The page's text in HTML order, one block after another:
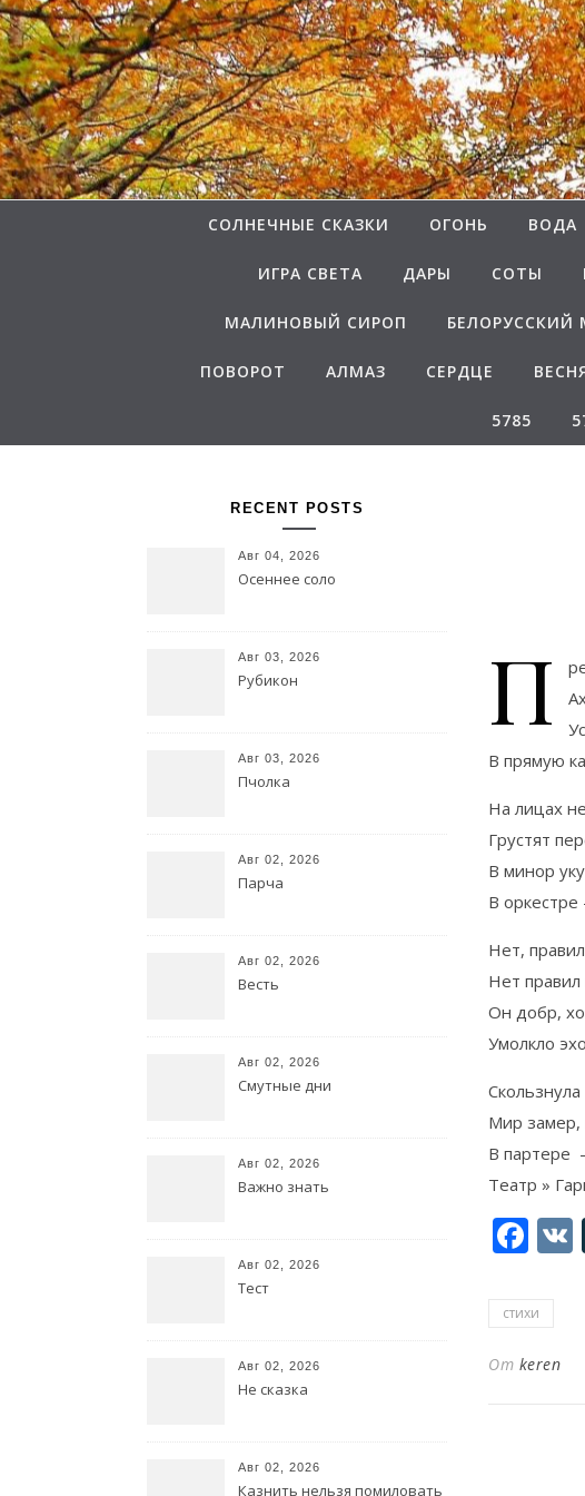
Перейти к содержимому
СОЛНЕЧНЫЕ СКАЗКИ ОГОНЬ ВОДА
ИГРА СВЕТА ДАРЫ СОТЫ
МАЛИНОВЫЙ СИРОП БЕЛОРУССКИЙ
ПОВОРОТ АЛМАЗ СЕРДЦЕ
5785
RECENT POSTS
Авг 04, 2026
Осеннее соло
Авг 03, 2026
Рубикон
Авг 03, 2026
Пчолка
Авг 02, 2026
Парча
Авг 02, 2026
Весть
Авг 02, 2026
Смутные дни
Авг 02, 2026
Важно знать
Авг 02, 2026
Тест
Авг 02, 2026
Не сказка
Авг 02, 2026
Казнить нельзя помиловать
П
В прямую
На лицах
Грустят
В минор
В
Нет,
Нет
Он добр,
Умолкло
Мир замер,
В партере
Театр »
стихи
От keren